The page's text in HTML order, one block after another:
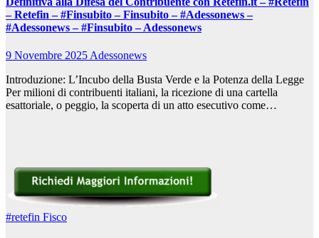
– Retefin – #Finsubito – Finsubito – #Adessonews –
#Adessonews – #Finsubito – Adessonews
9 Novembre 2025 Adessonews
Introduzione: L’Incubo della Busta Verde e la Potenza della Legge
Per milioni di contribuenti italiani, la ricezione di una cartella
esattoriale, o peggio, la scoperta di un atto esecutivo come…
#retefin Fisco